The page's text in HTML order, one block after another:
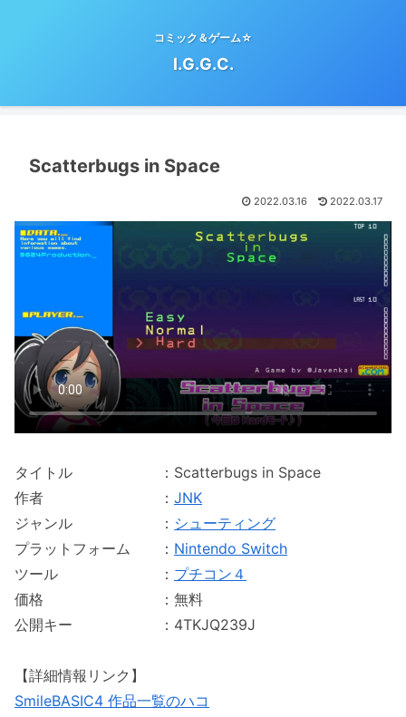
コミック＆ゲーム☆
I.G.G.C.
Scatterbugs in Space
2022.03.16 2022.03.17
タイトル ：Scatterbugs in Space
作者 ： JNK
ジャンル ： シューティング
プラットフォーム ： Nintendo Switch
ツール ： プチコン４
価格 ：無料
公開キー ：4TKJQ239J
【詳細情報リンク】
SmileBASIC4 作品一覧のハコ